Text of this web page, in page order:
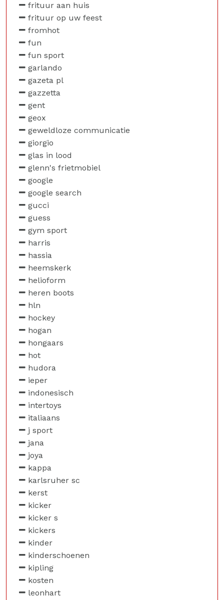
frituur aan huis
frituur op uw feest
fromhot
fun
fun sport
garlando
gazeta pl
gazzetta
gent
geox
geweldloze communicatie
giorgio
glas in lood
glenn's frietmobiel
google
google search
gucci
guess
gym sport
harris
hassia
heemskerk
helioform
heren boots
hln
hockey
hogan
hongaars
hot
hudora
ieper
indonesisch
intertoys
italiaans
j sport
jana
joya
kappa
karlsruher sc
kerst
kicker
kicker s
kickers
kinder
kinderschoenen
kipling
kosten
leonhart